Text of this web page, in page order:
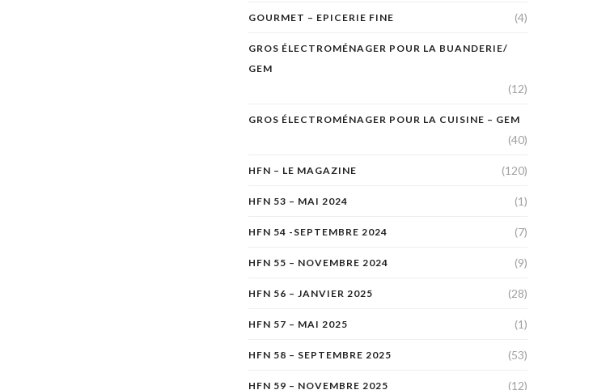
GOURMET – EPICERIE FINE (4)
GROS ÉLECTROMÉNAGER POUR LA BUANDERIE/
GEM
(12)
GROS ÉLECTROMÉNAGER POUR LA CUISINE – GEM
(40)
HFN – LE MAGAZINE (120)
HFN 53 – MAI 2024 (1)
HFN 54 -SEPTEMBRE 2024 (7)
HFN 55 – NOVEMBRE 2024 (9)
HFN 56 – JANVIER 2025 (28)
HFN 57 – MAI 2025 (1)
HFN 58 – SEPTEMBRE 2025 (53)
HFN 59 – NOVEMBRE 2025 (12)